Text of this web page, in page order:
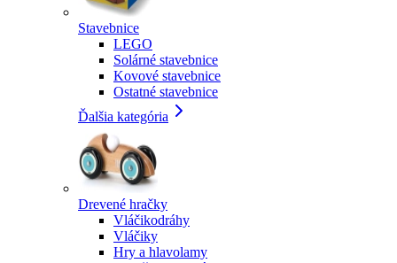
Stavebnice
LEGO
Solárné stavebnice
Kovové stavebnice
Ostatné stavebnice
Ďalšia kategória
Drevené hračky
Vláčikodráhy
Vláčiky
Hry a hlavolamy